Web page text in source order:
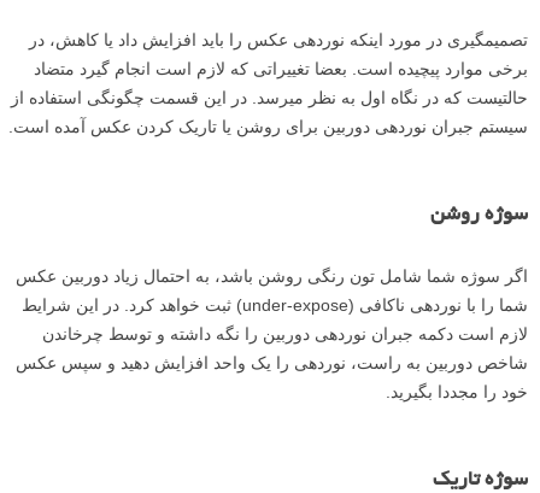
تصمیم­گیری در مورد اینکه نوردهی عکس را باید افزایش داد یا کاهش، در
برخی موارد پیچیده است. بعضا تغییراتی که لازم است انجام گیرد متضاد
حالتیست که در نگاه اول به نظر می­رسد. در این قسمت چگونگی استفاده از
سیستم جبران نوردهی دوربین برای روشن یا تاریک کردن عکس آمده است.
سوژه­ روشن
اگر سوژه­ شما شامل تون رنگی روشن باشد، به احتمال زیاد دوربین عکس
شما را با نوردهی ناکافی (under-expose) ثبت خواهد کرد. در این شرایط
لازم است دکمه جبران نوردهی دوربین را نگه داشته و توسط چرخاندن
شاخص دوربین به راست، نوردهی را یک واحد افزایش دهید و سپس عکس
خود را مجددا بگیرید.
سوژه­ تاریک